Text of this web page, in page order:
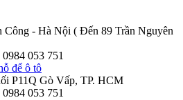
- Hà Nội ( Đến 89 Trần Nguyên
053 751
để ô tô
P11Q Gò Vấp, TP. HCM
053 751